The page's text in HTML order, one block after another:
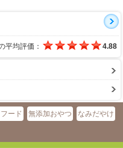
平均評価： 4.88
ード 無添加おやつ
なみだやけ